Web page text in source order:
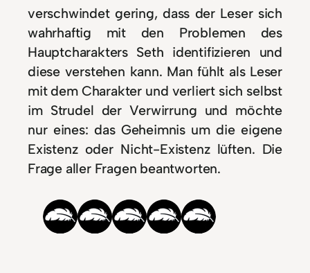
verschwindet gering, dass der Leser sich
wahrhaftig mit den Problemen des
Hauptcharakters Seth identifizieren und
diese verstehen kann. Man fühlt als Leser
mit dem Charakter und verliert sich selbst
im Strudel der Verwirrung und möchte
nur eines: das Geheimnis um die eigene
Existenz oder Nicht-Existenz lüften. Die
Frage aller Fragen beantworten.